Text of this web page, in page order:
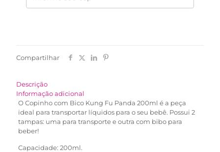
Compartilhar
Descrição
Informação adicional
O Copinho com Bico Kung Fu Panda 200ml é a peça
ideal para transportar líquidos para o seu bebê. Possui 2
tampas: uma para transporte e outra com bibo para
beber!
Capacidade: 200ml.